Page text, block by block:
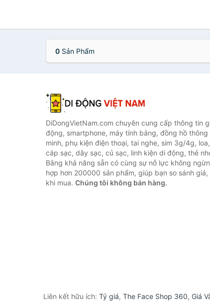
0 Sản Phẩm
DiDongVietNam.com chuyên cung cấp thông tin
động, smartphone, máy tính bảng, đồng hồ
minh, phụ kiện điện thoại, tai nghe, sim 3g/4g,
cáp sạc, dây sạc, củ sạc, linh kiện di động, thẻ
Bằng khả năng sẵn có cùng sự nỗ lực không
hợp hơn 200000 sản phẩm, giúp bạn so sánh
khi mua. Chúng tôi không bán hàng.
Liên kết hữu ích: Tỷ giá, The Face Shop 360, Giá